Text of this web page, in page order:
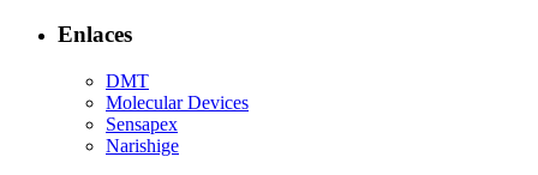
Enlaces
DMT
Molecular Devices
Sensapex
Narishige